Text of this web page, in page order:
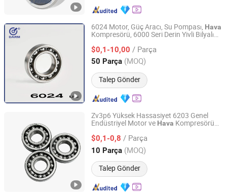
6024 Motor, Güç Aracı, Su Pompası, Hava
Kompresörü, 6000 Seri Derin Yivli Bilyalı
$0,1-10,00 / Parça
50 Parça (MOQ)
Talep Gönder
Delmar Bearing Co., Ltd
Zhejiang, China Fiyat 2023
Zv3p6 Yüksek Hassasiyet 6203 Genel
Endüstriyel Motor ve Hava Kompresörü
$0,1-0,8 / Parça
10 Parça (MOQ)
Talep Gönder
Xiamen Dreampower Intelligent Technology Co., Ltd.
Fujian, China Fiyat 2026